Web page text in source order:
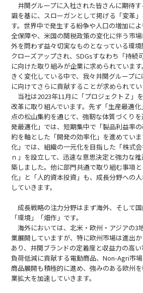
井関グループに入社された皆さんに期待
識を基に、スローガンとして掲げる「変革
す。世界中で発生する紛争や人口の増加に
全保障や、米国の関税政策の変化に伴う市
外を問わず益々切実なものとなっている環
クローズアップされ、SDGsすなわち「持続
に向けた取り組みが企業に求められていま
きく変化している中で、我々井関グループ
に向けてさらに貢献することが求められてい
当社は2023年11月に「プロジェクトＺ」
改革に取り組んでいます。先ず「生産最適
点の松山集約を通じて、強靭な体質づくり
発最適化」では、短期集中で「製品利益率
約を軸とした「開発の効率化」を進めてい
化」では、組織の一元化を目指した「株式
ｎ」を設立して、迅速な意思決定と強力な
築しました。他に部門共通で取り組む事項
化」と「人的資本投資」も、成長分野への
していきます。
成長戦略の注力分野はまず海外、そして国
「環境」「畑作」です。
海外においては、北米・欧州・アジアの3
業展開していますが、特に欧州市場は進出
あり、井関ブランドの定着度と収益力の高
負荷低減に貢献する電動商品、Non-Agri市
商品展開も積極的に進め、強みのある欧州
業拡大を加速していきます。